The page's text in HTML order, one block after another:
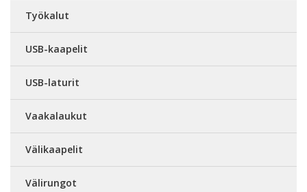
Työkalut
USB-kaapelit
USB-laturit
Vaakalaukut
Välikaapelit
Välirungot